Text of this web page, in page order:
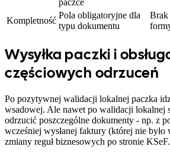
paczce
Kompletność
Pola obligatoryjne dla
typu dokumentu
Brak
Wysyłka paczki i
częściowych odrzuceń
Po pozytywnej walidacji lokalnej paczka
wsadowej. Ale nawet po walidacji lokalnej
odrzucić poszczególne dokumenty - np. z
wcześniej wysłanej faktury (której nie było
zmiany reguł biznesowych po stronie KSeF.